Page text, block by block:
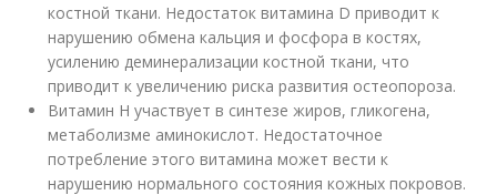
костной ткани. Недостаток витамина D приводит к
нарушению обмена кальция и фосфора в костях,
усилению деминерализации костной ткани, что
приводит к увеличению риска развития остеопороза.
Витамин Н участвует в синтезе жиров, гликогена,
метаболизме аминокислот. Недостаточное
потребление этого витамина может вести к
нарушению нормального состояния кожных покровов.